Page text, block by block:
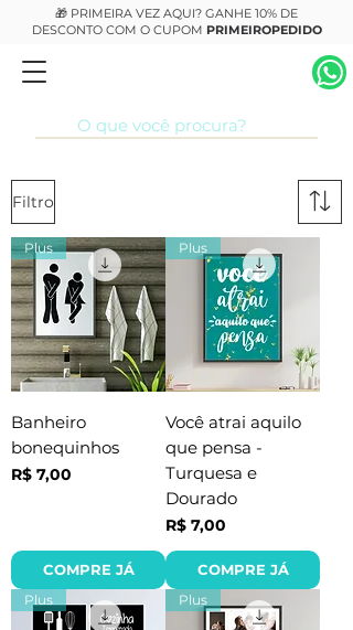
🎁 PRIMEIRA VEZ AQUI? GANHE 10% DE
DESCONTO COM O CUPOM PRIMEIROPEDIDO
Filtro
Plus
Banheiro
bonequinhos
Preço
R$ 7,00
COMPRE JÁ
Plus
Você atrai aquilo
que pensa -
Turquesa e
Dourado
Preço
R$ 7,00
COMPRE JÁ
Plus Plus